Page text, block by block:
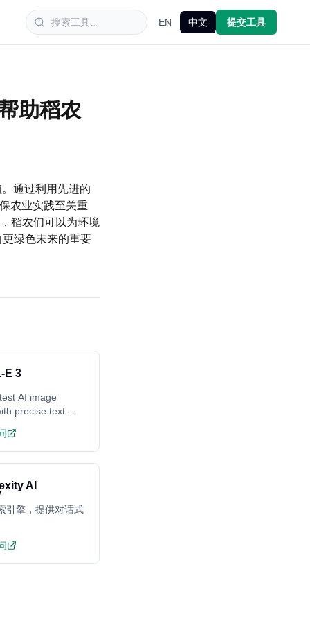
EN 中文 提交工具
助稻农
通过利用先进的
农业实践至关重
稻农们可以为环境
绿色未来的重要
E 3
AI image
precise text
AI
引擎，提供对话式